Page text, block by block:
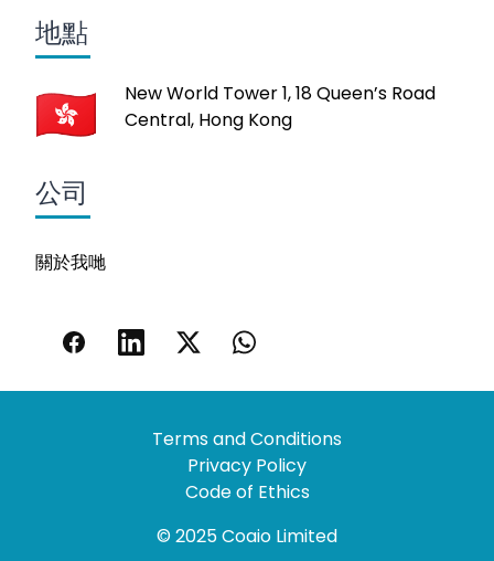
地點
New World Tower 1, 18 Queen’s Road
Central, Hong Kong
公司
關於我哋
Terms and Conditions
Privacy Policy
Code of Ethics
© 2025 Coaio Limited